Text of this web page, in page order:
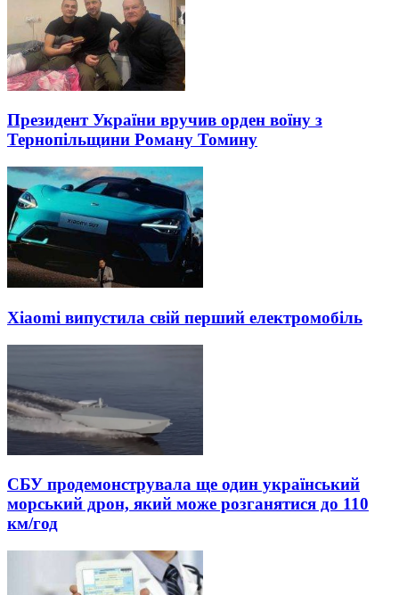
Президент України вручив орден воїну з
Тернопільщини Роману Томину
Xiaomi випустила свій перший електромобіль
СБУ продемонструвала ще один український
морський дрон, який може розганятися до 110
км/год